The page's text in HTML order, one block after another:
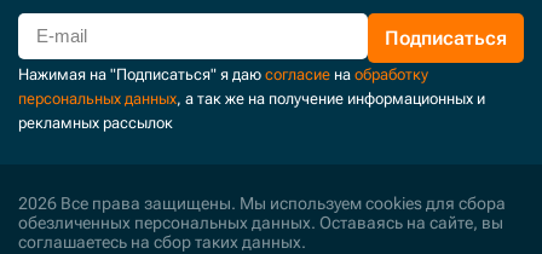
Подписаться
Нажимая на "Подписаться" я даю согласие на обработку
персональных данных, а так же на получение информационных и
рекламных рассылок
2026 Все права защищены. Мы используем cookies для сбора
обезличенных персональных данных. Оставаясь на сайте, вы
соглашаетесь на сбор таких данных.